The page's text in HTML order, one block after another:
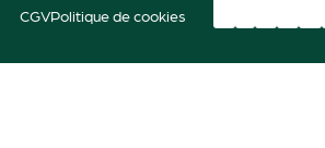
CGVPolitique de cookies